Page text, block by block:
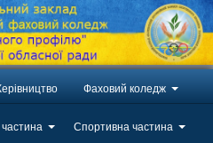
Фаховий коледж
Спортивна частина